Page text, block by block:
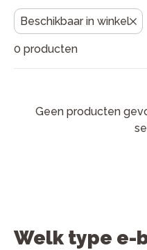
vakkundige service,
Advies nodig? Kom
onze keuzehulp
Beschikbaar in winkel
0 producten
Geen producten
Welk type e-